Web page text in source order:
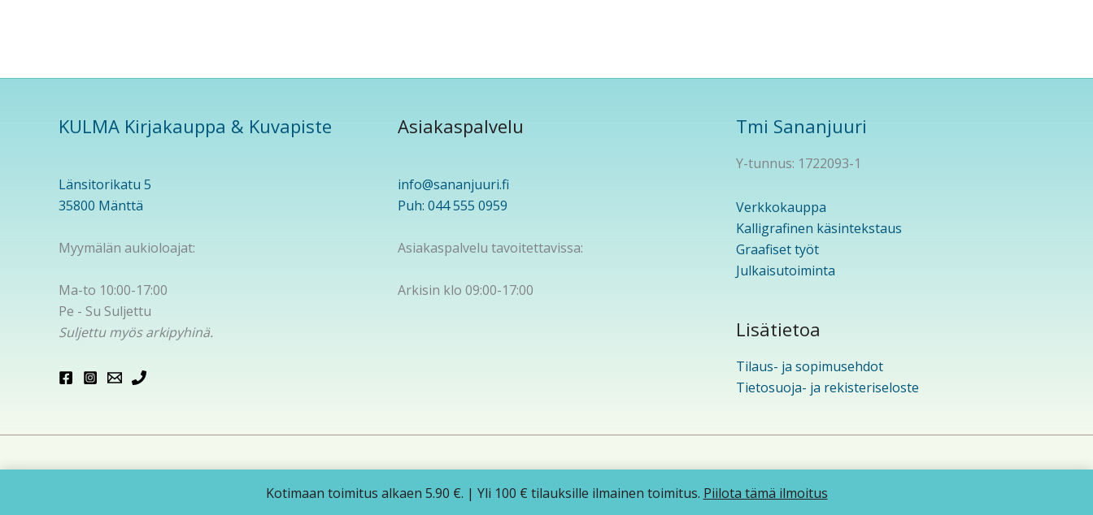
Kotimaan toimitus alkaen 5.90 €. | Yli 100 € tilauksille ilmainen toimitus. Piilota tämä ilmoitus
KULMA Kirjakauppa & Kuvapiste
Länsitorikatu 5
35800 Mänttä
Myymälän aukioloajat:
Ma-to 10:00-17:00
Pe - Su Suljettu
Suljettu myös arkipyhinä.
Asiakaspalvelu
info@sananjuuri.fi
Puh: 044 555 0959
Asiakaspalvelu tavoitettavissa:
Arkisin klo 09:00-17:00
Tmi Sananjuuri
Y-tunnus: 1722093-1
Verkkokauppa
Kalligrafinen käsintekstaus
Graafiset työt
Julkaisutoiminta
Lisätietoa
Tilaus- ja sopimusehdot
Tietosuoja- ja rekisteriseloste